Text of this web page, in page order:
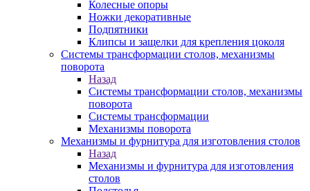
Колесные опоры
Ножки декоративные
Подпятники
Клипсы и защелки для крепления цоколя
Системы трансформации столов, механизмы
поворота
Назад
Системы трансформации столов, механизмы
поворота
Системы трансформации
Механизмы поворота
Механизмы и фурнитура для изготовления столов
Назад
Механизмы и фурнитура для изготовления
столов